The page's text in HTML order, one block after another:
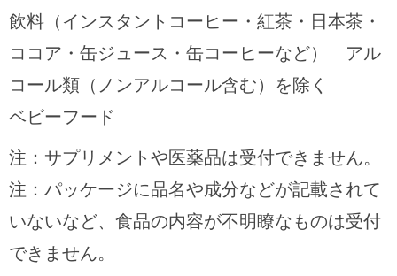
飲料（インスタントコーヒー・紅茶・日本茶・
ココア・缶ジュース・缶コーヒーなど） アル
コール類（ノンアルコール含む）を除く
ベビーフード
注：サプリメントや医薬品は受付できません。
注：パッケージに品名や成分などが記載されて
いないなど、食品の内容が不明瞭なものは受付
できません。